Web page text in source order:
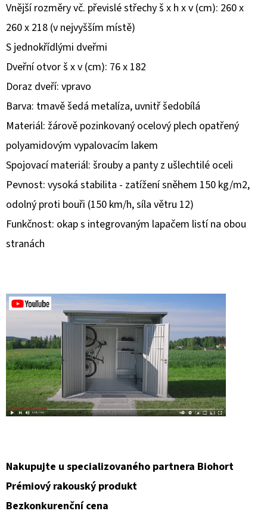
Vnější rozměry vč. převislé střechy š x h x v (cm): 260 x
260 x 218 (v nejvyšším místě)
S jednokřídlými dveřmi
Dveřní otvor š x v (cm): 76 x 182
Doraz dveří: vpravo
Barva: tmavě šedá metalíza, uvnitř šedobílá
Materiál: žárově pozinkovaný ocelový plech opatřený
polyamidovým vypalovacím lakem
Spojovací materiál: šrouby a panty z ušlechtilé oceli
Pevnost: vysoká stabilita - zatížení sněhem 150 kg/m2,
odolný proti bouři (150 km/h, síla větru 12)
Funkčnost: okap s integrovaným lapačem listí na obou
stranách
Nakupujte u specializovaného partnera Biohort
Prémiový rakouský produkt
Bezkonkurenční cena
HLEDAT
D
O
P
O
U
Č
U
J
E
M
E